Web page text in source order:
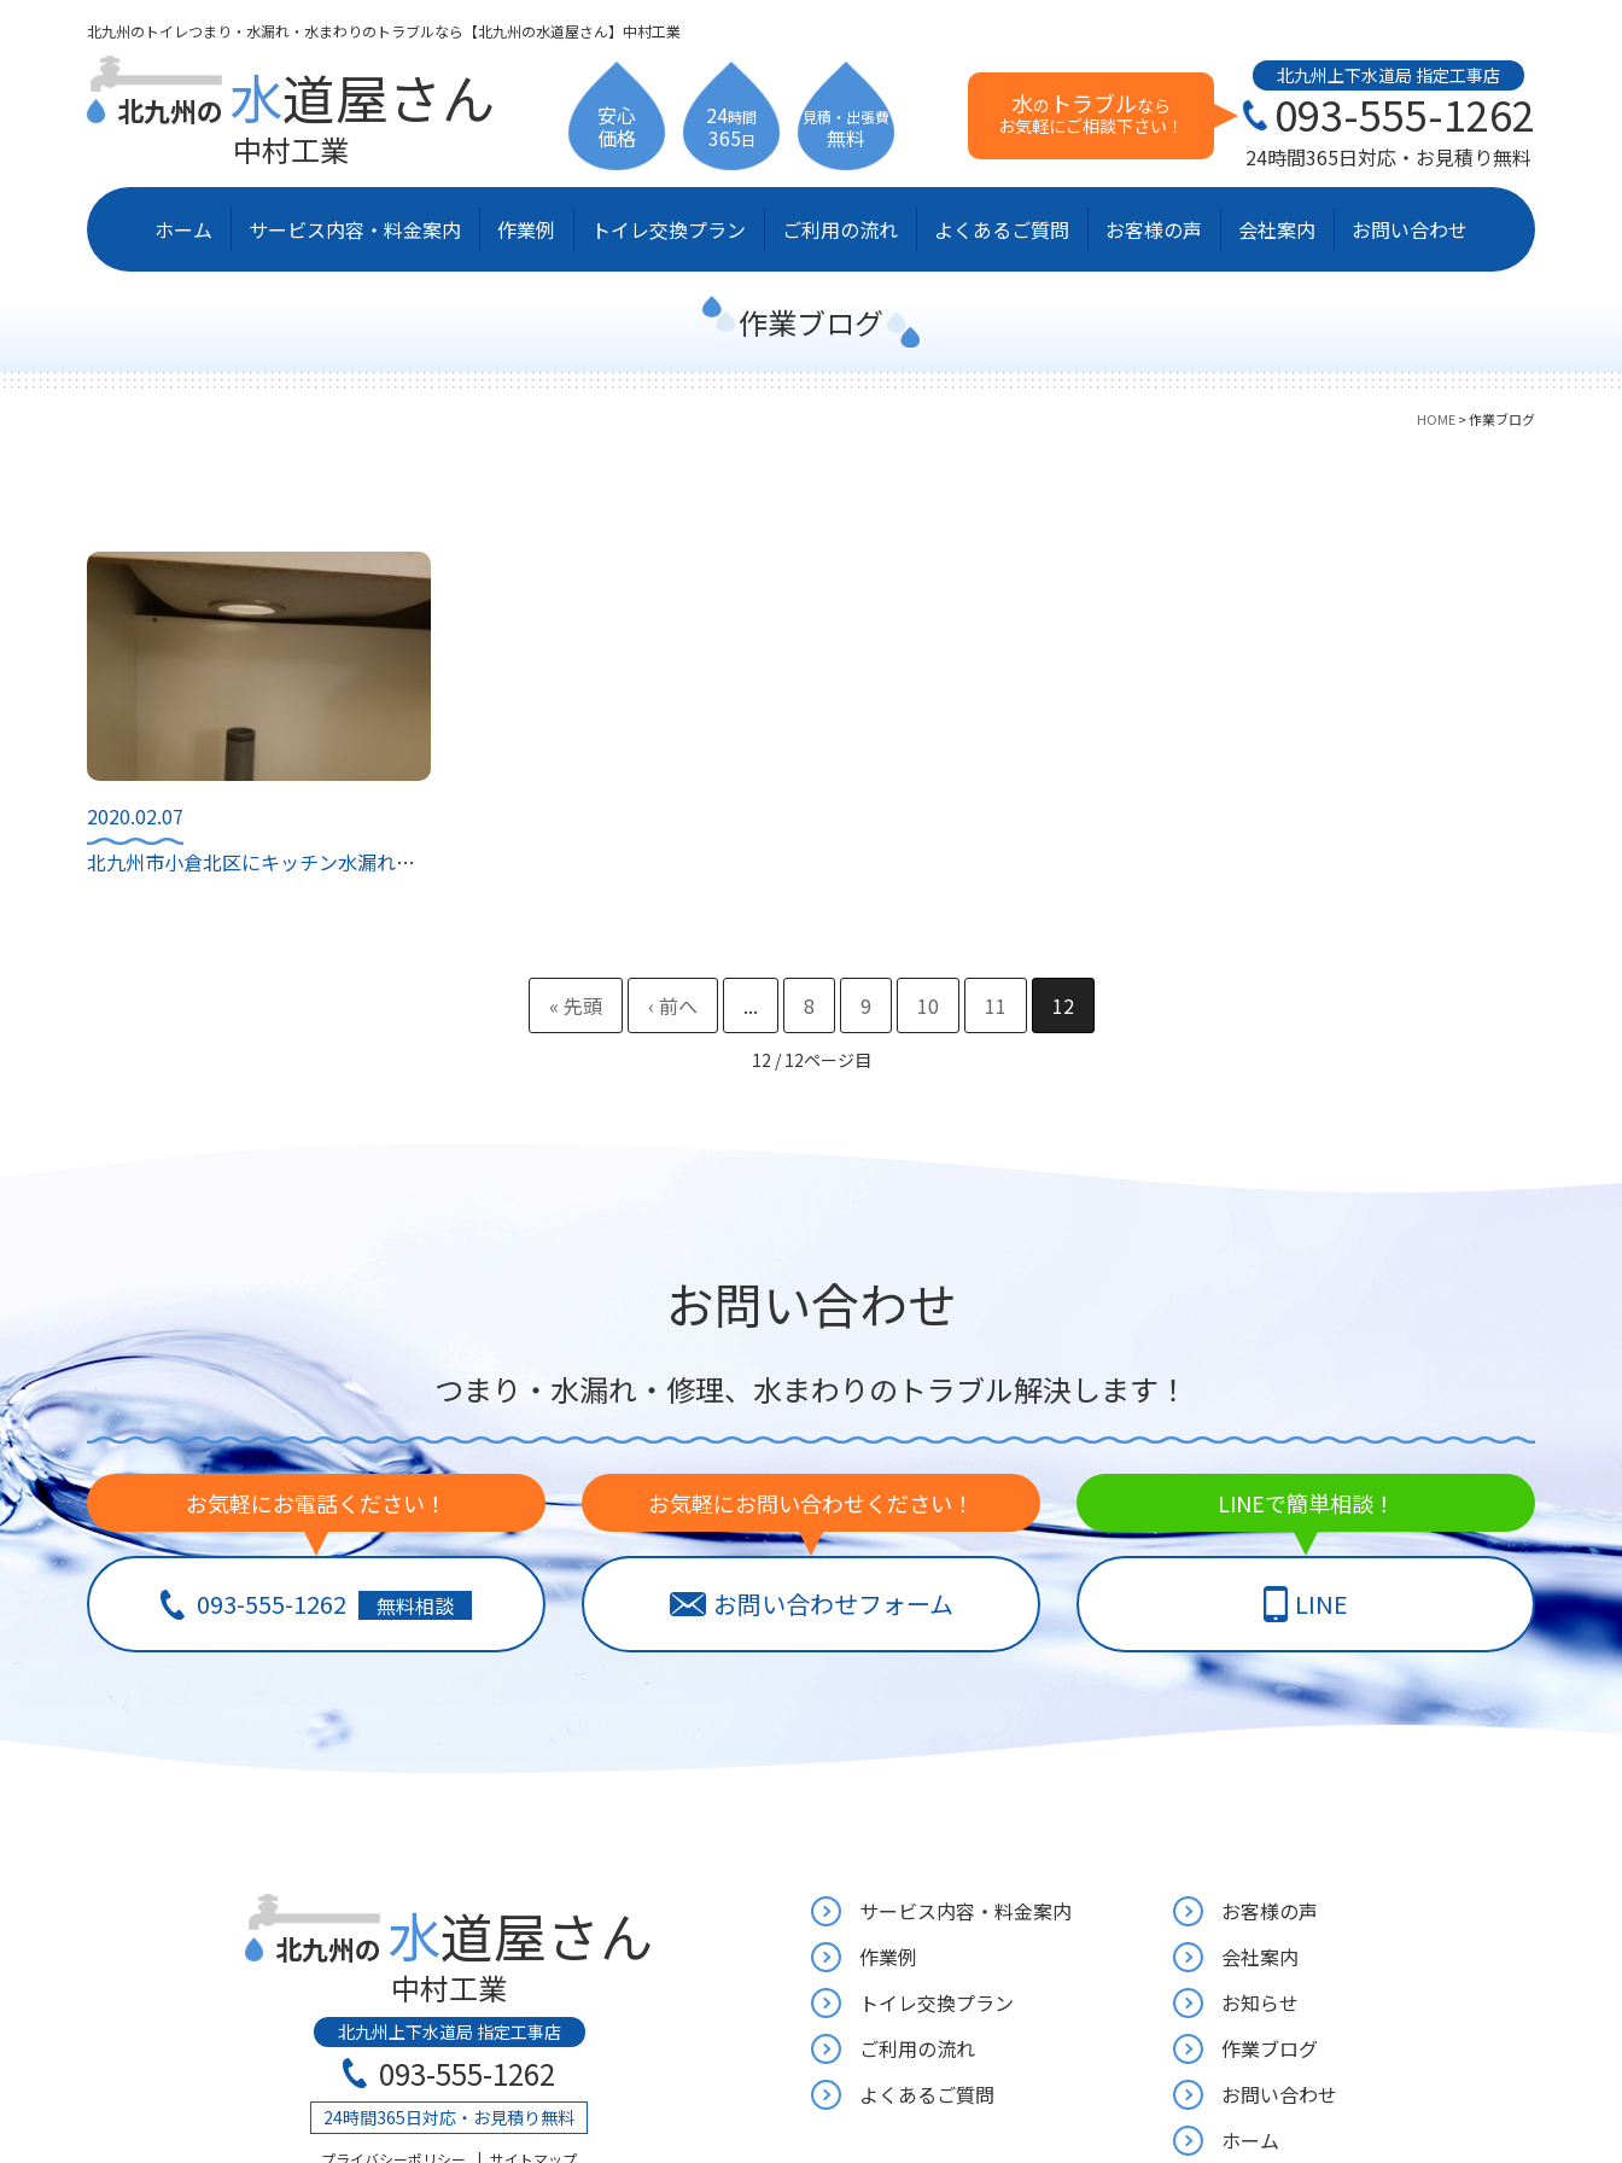
北九州のトイレつまり・水漏れ・水まわりのトラブルなら【北九州の水道屋さん】中村工業
北九州の 水道屋さん
中村工業
安心
価格
24時間
365日
見積・出張費
無料
水の トラブルなら
お気軽にご相談下さい！
北九州上下水道局 指定工事店
093-555-1262
24時間365日対応・お見積り無料
ホーム サービス内容・料金案内 作業例 トイレ交換プラン ご利用の流れ よくあるご質問 お客様の声 会社案内 お問い合わせ
作業ブログ
HOME>作業ブログ
2020.02.07
北九州市小倉北区にキッチン水漏れトラブル。
12 / 12
... 8 9 10 11 12
お問い合わせ
つまり・水漏れ・修理、水まわりのトラブル解決します！
お気軽にお電話ください！
093-555-1262 無料相談
お気軽にお問い合わせください！
お問い合わせフォーム
LINEで簡単相談！
LINE
北九州の 水道屋さん
中村工業
北九州上下水道局 指定工事店
093-555-1262
24時間365日対応・お見積り無料
プライバシーポリシー サイトマップ
サービス内容・料金案内
作業例
トイレ交換プラン
ご利用の流れ
よくあるご質問
お客様の声
会社案内
お知らせ
作業ブログ
お問い合わせ
ホーム